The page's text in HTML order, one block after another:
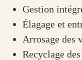
Gestion
Élagage et
Arrosage des
Recyclage